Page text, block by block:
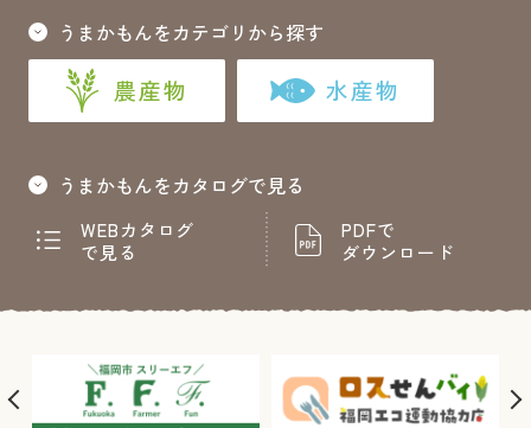
うまかもんをカテゴリから探す
農産物 水産物
うまかもんをカタログで見る
WEBカタログ
で見る
PDFで
ダウンロード